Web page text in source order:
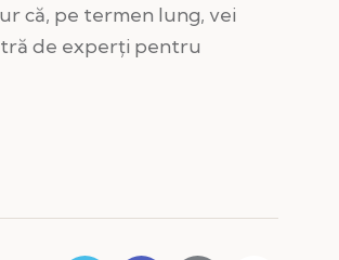
că, pe termen lung, vei
de experți pentru